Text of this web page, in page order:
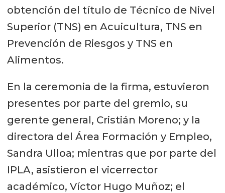
obtención del título de Técnico de Nivel
Superior (TNS) en Acuicultura, TNS en
Prevención de Riesgos y TNS en
Alimentos.
En la ceremonia de la firma, estuvieron
presentes por parte del gremio, su
gerente general, Cristián Moreno; y la
directora del Área Formación y Empleo,
Sandra Ulloa; mientras que por parte del
IPLA, asistieron el vicerrector
académico, Víctor Hugo Muñoz; el